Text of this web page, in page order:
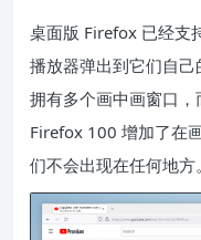
桌面版 Firefox 已经支
播放器弹出到它们自
拥有多个画中画窗口
Firefox 100 增加了在
们不会出现在任何地方。